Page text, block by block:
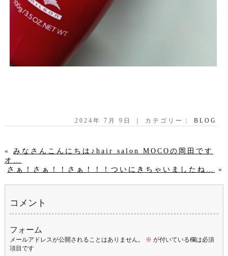
2024年 7月 9日 ｜ カテゴリー：BLOG
« みなさんこんにちは♪hair salon MOCOの岡田です
オ…
さぁ！さぁ！！さぁ！！！ついにきちゃいましたね…
»
コメント
フォーム
メールアドレスが公開されることはありません。 ※ が付いている欄は必須
項目です